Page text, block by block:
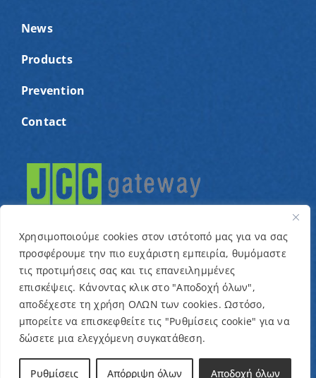
Χρησιμοποιούμε cookies στον ιστότοπό μας για να σας
προσφέρουμε την πιο ευχάριστη εμπειρία, θυμόμαστε
τις προτιμήσεις σας και τις επανειλημμένες
επισκέψεις. Κάνοντας κλικ στο "Αποδοχή όλων",
αποδέχεστε τη χρήση ΟΛΩΝ των cookies. Ωστόσο,
μπορείτε να επισκεφθείτε τις "Ρυθμίσεις cookie" για να
δώσετε μια ελεγχόμενη συγκατάθεση.
Ρυθμίσεις Απόρριψη όλων Αποδοχή όλων
News
Products
Prevention
Contact
© Copyright 2022 – Cyprus Association for children
with cancer and related conditions “One Dream One
Wish” / Designed & Developed byNETinfo Plc
Terms and Conditions|Privacy Policy